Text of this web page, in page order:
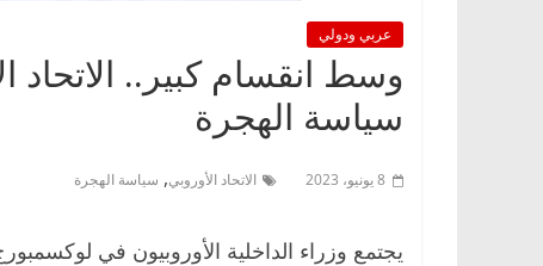
عربي ودولي
وسط انقسام كبير..
سياسة الهجرة
8 يونيو، 2023 الاتحاد الأوروبي, سياسة الهجرة
يجتمع وزراء الداخلية الأوروبيون في